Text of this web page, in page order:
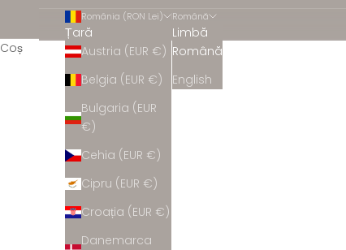
România (RON Lei)
Țară
Austria (EUR €)
Belgia (EUR €)
Bulgaria (EUR
€)
Cehia (EUR €)
Cipru (EUR €)
Croația (EUR €)
Danemarca
Română
Limbă
Română
English
Coș